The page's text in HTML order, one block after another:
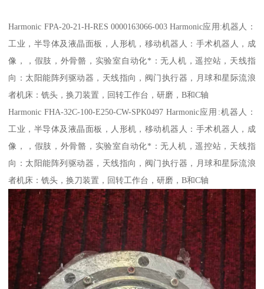
Harmonic FPA-20-21-H-RES 0000163066-003 Harmonic应用:机器人：
工业，半导体及液晶面板，人形机，移动机器人：手术机器人，成
像，，假肢，外骨骼，实验室自动化*：无人机，遥控站，天线指
向：太阳能阵列驱动器，天线指向，阀门执行器，月球和星际流浪
者机床：铣头，换刀装置，回转工作台，研磨，B和C轴
Harmonic FHA-32C-100-E250-CW-SPK0497 Harmonic应用:机器人：
工业，半导体及液晶面板，人形机，移动机器人：手术机器人，成
像，，假肢，外骨骼，实验室自动化*：无人机，遥控站，天线指
向：太阳能阵列驱动器，天线指向，阀门执行器，月球和星际流浪
者机床：铣头，换刀装置，回转工作台，研磨，B和C轴